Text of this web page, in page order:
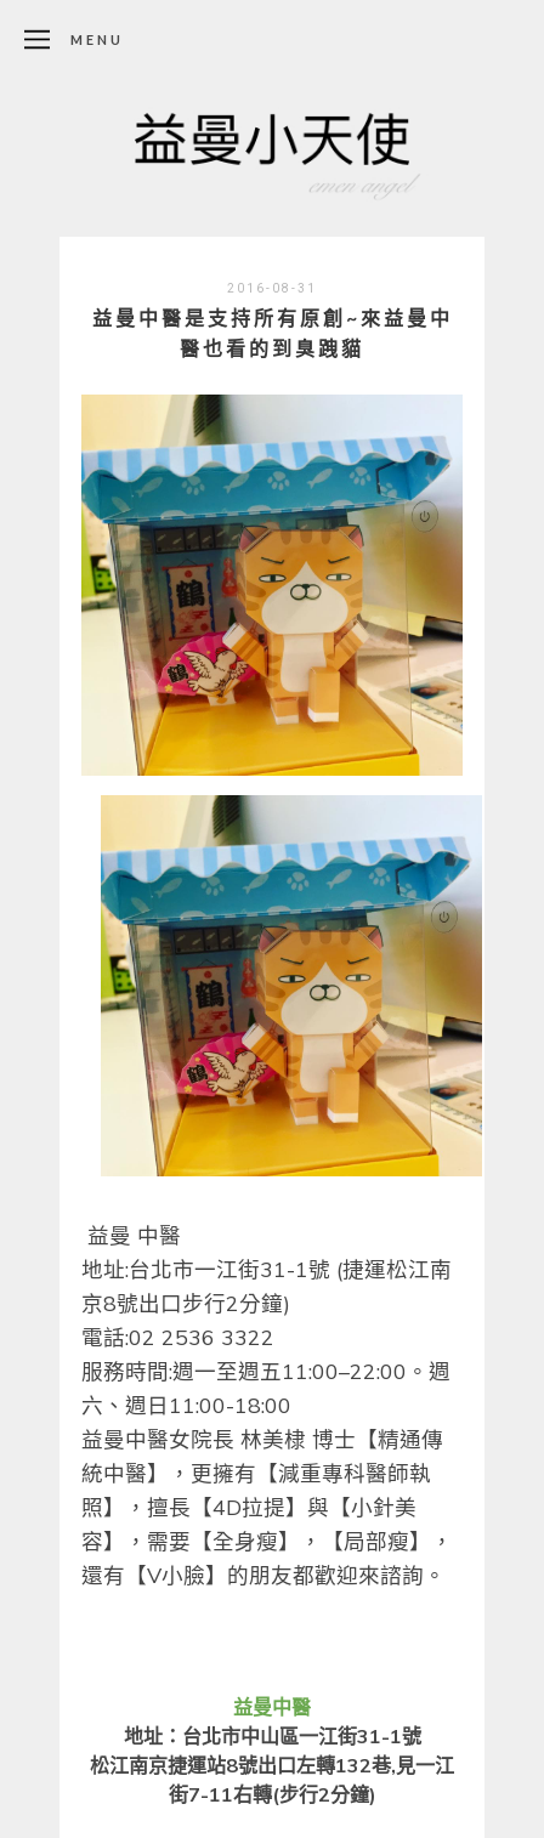
MENU
2016-08-31
益曼中醫是支持所有原創~來益曼中
醫也看的到臭跩貓
?益曼 中醫
地址:台北市一江街31-1號 (捷運松江南
京8號出口步行2分鐘)
電話:02 2536 3322
服務時間:週一至週五11:00–22:00。週
六、週日11:00-18:00
益曼中醫女院長 林美棣 博士【精通傳
統中醫】，更擁有【減重專科醫師執
照】，擅長【4D拉提】與【小針美
容】，需要【全身瘦】，【局部瘦】，
還有【V小臉】的朋友都歡迎來諮詢。
益曼中醫
地址：台北市中山區一江街31-1號
松江南京捷運站8號出口左轉132巷,見一江
街7-11右轉(步行2分鐘)